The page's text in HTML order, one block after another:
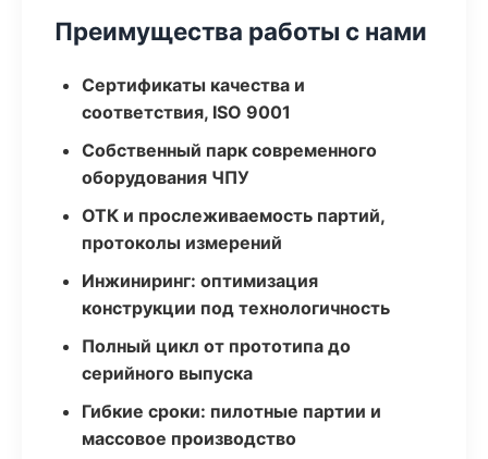
Преимущества работы с нами
Сертификаты качества и
соответствия, ISO 9001
Собственный парк современного
оборудования ЧПУ
ОТК и прослеживаемость партий,
протоколы измерений
Инжиниринг: оптимизация
конструкции под технологичность
Полный цикл от прототипа до
серийного выпуска
Гибкие сроки: пилотные партии и
массовое производство